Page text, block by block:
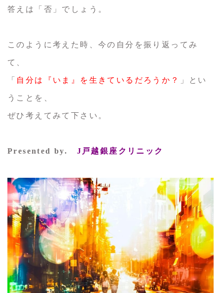
答えは「否」でしょう。
このように考えた時、今の自分を振り返ってみ
て、
「 自分は『いま』を生きているだろうか？ 」とい
うことを、
ぜひ考えてみて下さい。
Presented by. J戸越銀座クリニック